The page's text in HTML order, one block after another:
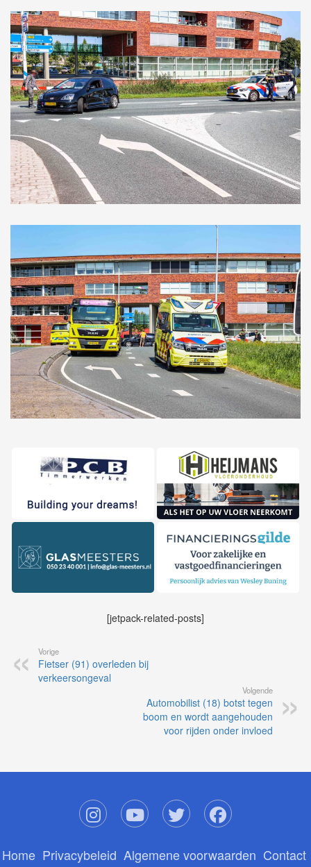
[jetpack-related-posts]
Vorige
Fietser (91) overleden bij
verkeersongeval
Volgende
Automobilist (18) botst tegen
boom en wordt aangehouden
voor rijden onder invloed
Home Privacybeleid Algemene voorwaarden Contact